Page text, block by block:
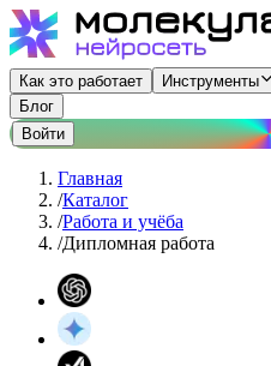
Как это работает Инструменты
Блог
Войти
Главная
/Каталог
/Работа и учёба
/Дипломная работа